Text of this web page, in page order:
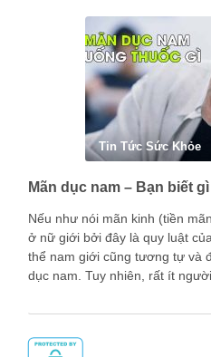
Tin Tức Sức Khỏe
Nếu như nói mãn kinh (tiền
ở nữ giới bởi đây là quy luật
thể nam giới cũng tương tự và
dục nam. Tuy nhiên, rất ít